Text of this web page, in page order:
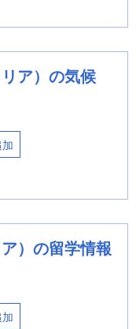
ア）の気候
）の留学情報